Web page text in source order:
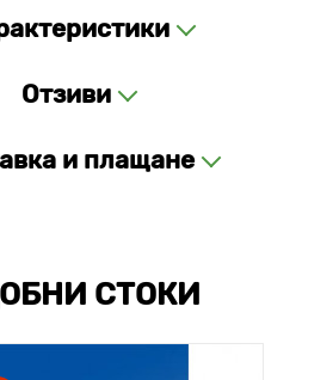
Отзиви
и плащане
СТОКИ